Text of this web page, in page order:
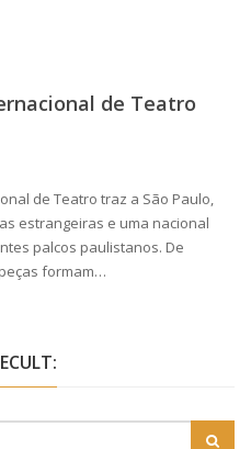
de Teatro
de Teatro traz a São Paulo,
estrangeiras e uma nacional
palcos paulistanos. De
formam…